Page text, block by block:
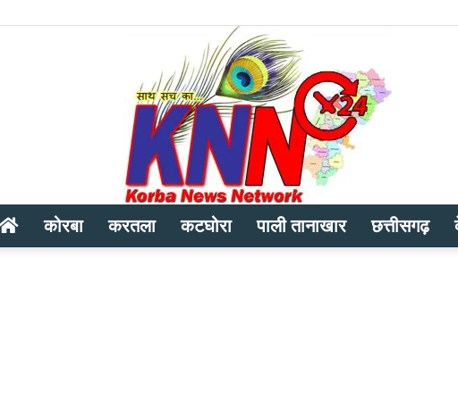
कोरबा करतला कटघोरा पाली तानाखार छत्तीसगढ़